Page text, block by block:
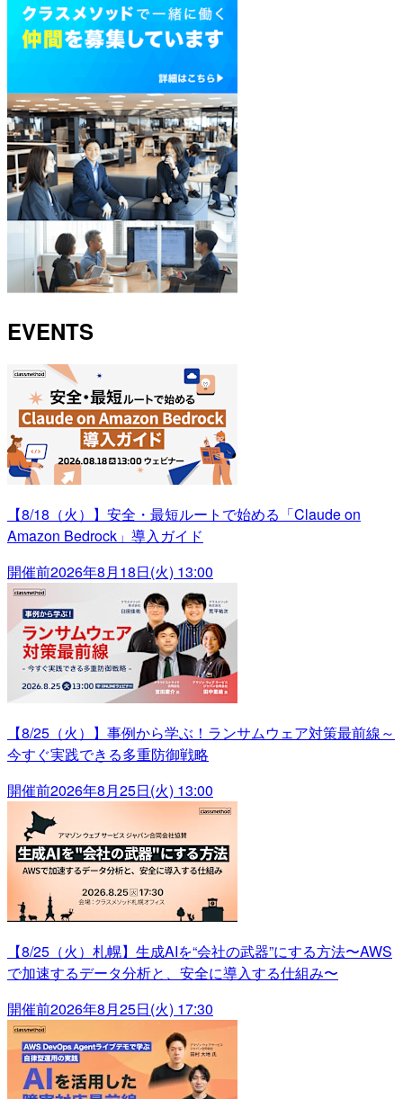
EVENTS
【8/18（火）】安全・最短ルートで始める「Claude on
Amazon Bedrock」導入ガイド
開催前2026年8月18日(火) 13:00
【8/25（火）】事例から学ぶ！ランサムウェア対策最前線～
今すぐ実践できる多重防御戦略
開催前2026年8月25日(火) 13:00
【8/25（火）札幌】生成AIを“会社の武器”にする方法〜AWS
で加速するデータ分析と、安全に導入する仕組み〜
開催前2026年8月25日(火) 17:30